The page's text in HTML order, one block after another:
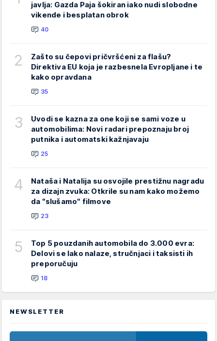
javlja: Gazda Paja šokiran iako nudi slobodne
vikende i besplatan obrok
40
2
Zašto su čepovi pričvršćeni za flašu?
Direktiva EU koja je razbesnela Evropljane i te
kako opravdana
35
3
Uvodi se kazna za one koji se sami voze u
automobilima: Novi radari prepoznaju broj
putnika i automatski kažnjavaju
25
4
Nataša i Natalija su osvojile prestižnu nagradu
za dizajn zvuka: Otkrile su nam kako možemo
da "slušamo" filmove
23
5
Top 5 pouzdanih automobila do 3.000 evra:
Delovi se lako nalaze, stručnjaci i taksisti ih
preporučuju
18
NEWSLETTER